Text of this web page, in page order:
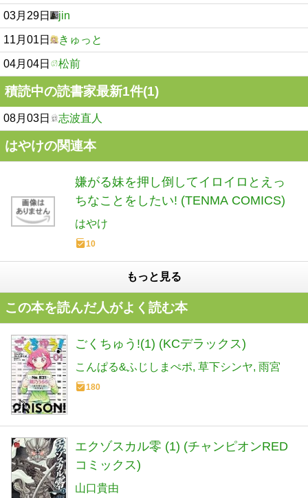
03月29日 jin
11月01日 きゅっと
04月04日 松前
積読中の読書家最新1件(1)
08月03日 志波直人
はやけの関連本
嫌がる妹を押し倒してイロイロとえっ
ちなことをしたい! (TENMA COMICS)
はやけ
10
もっと見る
この本を読んだ人がよく読む本
ごくちゅう!(1) (KCデラックス)
こんぱる&ふじしまぺポ 草下シンヤ 雨宮
180
エクゾスカル零 (1) (チャンピオンRED
コミックス)
山口貴由